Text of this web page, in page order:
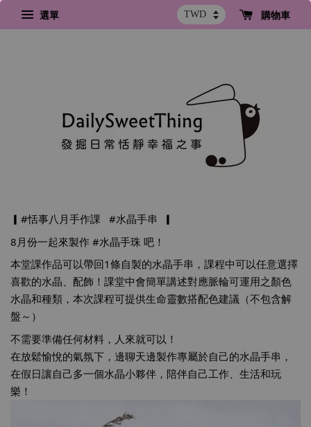
選單 購物車
▎ #恬事八月手作課 #水晶手串 ▎
8月份一起來製作 #水晶手珠 吧！
本堂課作品可以帶回1條自製的水晶手串，課程中可以任意選擇
喜歡的水晶、配飾！課堂中會簡單講述對應脈輪可運用之顏色
水晶和種類，本次課程可提供生命靈數搭配色建議（不包含解
盤～）
不需要準備任何材料，人來就可以！
在放鬆愉悅的氣氛下，邊聊天邊製作專屬於自己的水晶手串，
在假日讓自己多一個水晶小夥伴，陪伴自己工作、生活和玩
樂！